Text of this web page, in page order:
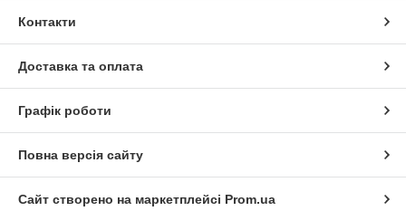
Контакти
Доставка та оплата
Графік роботи
Повна версія сайту
Сайт створено на маркетплейсі Prom.ua